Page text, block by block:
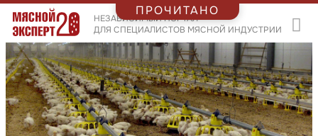
НЕЗАВИСИМЫЙ ПОРТАЛ
ДЛЯ СПЕЦИАЛИСТОВ МЯСНОЙ ИНДУСТРИИ
ПРОЧИТАНО